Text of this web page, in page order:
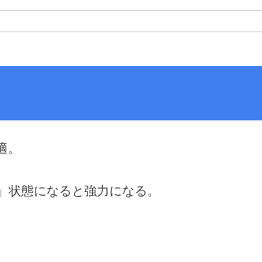
態になると強力になる。